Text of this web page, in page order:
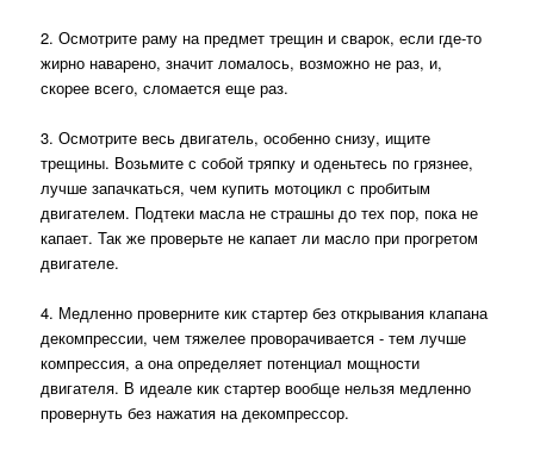
2. Осмотрите раму на предмет трещин и сварок, если где-то
жирно наварено, значит ломалось, возможно не раз, и,
скорее всего, сломается еще раз.
3. Осмотрите весь двигатель, особенно снизу, ищите
трещины. Возьмите с собой тряпку и оденьтесь по грязнее,
лучше запачкаться, чем купить мотоцикл с пробитым
двигателем. Подтеки масла не страшны до тех пор, пока не
капает. Так же проверьте не капает ли масло при прогретом
двигателе.
4. Медленно проверните кик стартер без открывания клапана
декомпрессии, чем тяжелее проворачивается - тем лучше
компрессия, а она определяет потенциал мощности
двигателя. В идеале кик стартер вообще нельзя медленно
провернуть без нажатия на декомпрессор.